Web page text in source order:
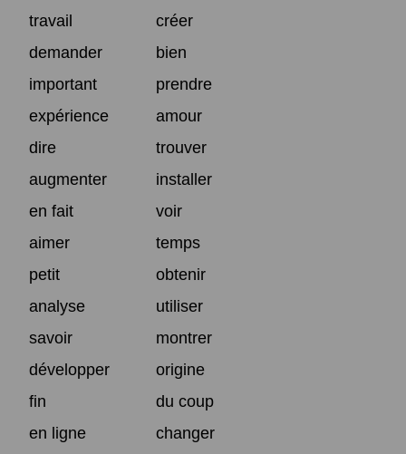
travail
créer
demander
bien
important
prendre
expérience
amour
dire
trouver
augmenter
installer
en fait
voir
aimer
temps
petit
obtenir
analyse
utiliser
savoir
montrer
développer
origine
fin
du coup
en ligne
changer